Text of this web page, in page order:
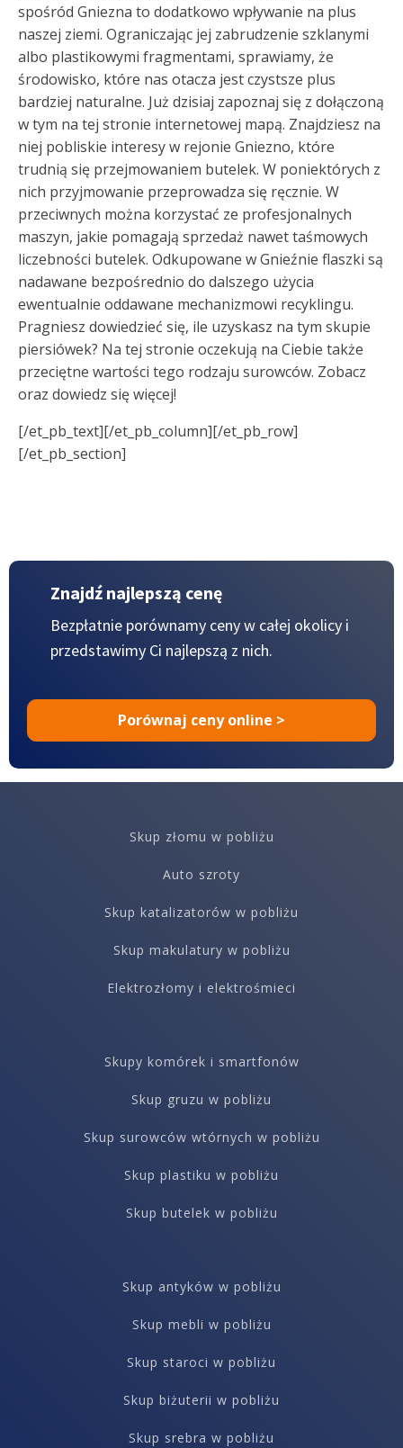
spośród Gniezna to dodatkowo wpływanie na plus
naszej ziemi. Ograniczając jej zabrudzenie szklanymi
albo plastikowymi fragmentami, sprawiamy, że
środowisko, które nas otacza jest czystsze plus
bardziej naturalne. Już dzisiaj zapoznaj się z dołączoną
w tym na tej stronie internetowej mapą. Znajdziesz na
niej pobliskie interesy w rejonie Gniezno, które
trudnią się przejmowaniem butelek. W poniektórych z
nich przyjmowanie przeprowadza się ręcznie. W
przeciwnych można korzystać ze profesjonalnych
maszyn, jakie pomagają sprzedaż nawet taśmowych
liczebności butelek. Odkupowane w Gnieźnie flaszki są
nadawane bezpośrednio do dalszego użycia
ewentualnie oddawane mechanizmowi recyklingu.
Pragniesz dowiedzieć się, ile uzyskasz na tym skupie
piersiówek? Na tej stronie oczekują na Ciebie także
przeciętne wartości tego rodzaju surowców. Zobacz
oraz dowiedz się więcej!
[/et_pb_text][/et_pb_column][/et_pb_row]
[/et_pb_section]
Znajdź najlepszą cenę
Bezpłatnie porównamy ceny w całej okolicy i
przedstawimy Ci najlepszą z nich.
Porównaj ceny online >
Skup złomu w pobliżu
Auto szroty
Skup katalizatorów w pobliżu
Skup makulatury w pobliżu
Elektrozłomy i elektrośmieci
Skupy komórek i smartfonów
Skup gruzu w pobliżu
Skup surowców wtórnych w pobliżu
Skup plastiku w pobliżu
Skup butelek w pobliżu
Skup antyków w pobliżu
Skup mebli w pobliżu
Skup staroci w pobliżu
Skup biżuterii w pobliżu
Skup srebra w pobliżu